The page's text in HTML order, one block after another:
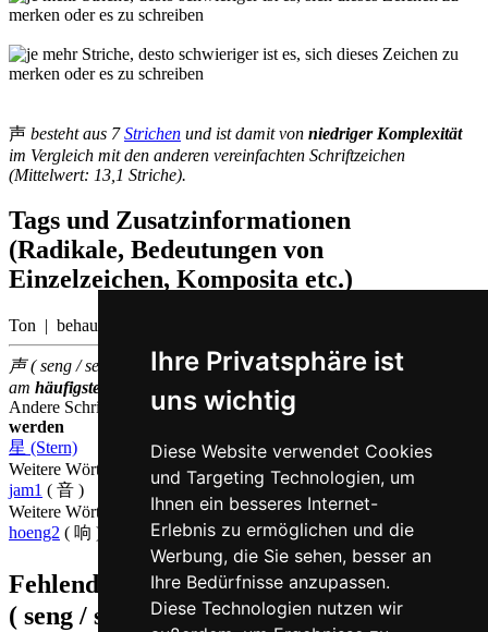
Ihre Privatsphäre ist
uns wichtig
Diese Website verwendet Cookies
und Targeting Technologien, um
Ihnen ein besseres Internet-
Erlebnis zu ermöglichen und die
Werbung, die Sie sehen, besser an
Ihre Bedürfnisse anzupassen.
Diese Technologien nutzen wir
声 besteht aus 7Strichen und ist damit von niedriger Komplexität
im Vergleich mit den anderen vereinfachten Schriftzeichen
(Mittelwert: 13,1 Striche).
Tags und Zusatzinformationen
(Radikale, Bedeutungen von
Einzelzeichen, Komposita etc.)
Ton | behaupten
声 ( seng / seng1 ) gehört zu den 500im chinesischen Sprachraum
am häufigsten Einzelzeichen
Andere Schriftzeichen, die auf Kantonesisch
werden
星 (Stern)
Weitere Wörter, die ebenfalls
Ton auf Kantonesisch
jam1 ( 音 )
Weitere Wörter, die ebenfallsGeräusch auf Kantonesisch
hoeng2 ( 响 )
Fehlende oder falsche Übersetzung für
( seng / seng1 )melden